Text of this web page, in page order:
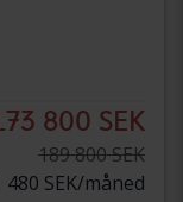
800 SEK
189 800 SEK
480 SEK/måned